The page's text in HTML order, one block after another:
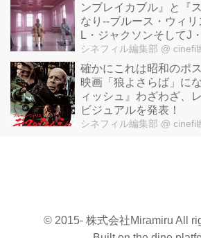
ンブレイカブル』と『
なり--ブルース・ウィリ
L・ジャクソンそしてJ
演！
シネフィル編集部 @ cinefil
確かにこれは昭和のポ
映画「狼よさらば」に
ィッシュ』わざわざ、
ビジュアルを発表！
シネフィル編集部 @ cinefil
© 2015- 株式会社Miramiru All